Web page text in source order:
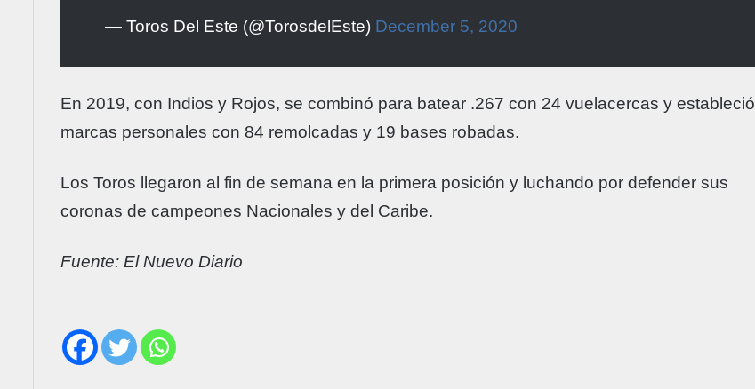
— Toros Del Este (@TorosdelEste) December 5, 2020
En 2019, con Indios y Rojos, se combinó para batear .267 con 24 vuelacercas y estableció
marcas personales con 84 remolcadas y 19 bases robadas.
Los Toros llegaron al fin de semana en la primera posición y luchando por defender sus
coronas de campeones Nacionales y del Caribe.
Fuente: El Nuevo Diario